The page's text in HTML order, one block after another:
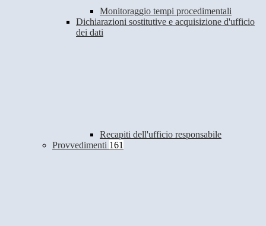
Monitoraggio tempi procedimentali
Dichiarazioni sostitutive e acquisizione d'ufficio
dei dati
Recapiti dell'ufficio responsabile
Provvedimenti 161